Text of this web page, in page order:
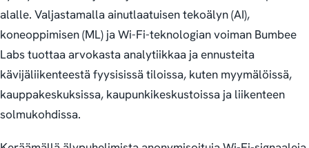
alalle. Valjastamalla ainutlaatuisen tekoälyn (AI),
koneoppimisen (ML) ja Wi-Fi-teknologian voiman Bumbee
Labs tuottaa arvokasta analytiikkaa ja ennusteita
kävijäliikenteestä fyysisissä tiloissa, kuten myymälöissä,
kauppakeskuksissa, kaupunkikeskustoissa ja liikenteen
solmukohdissa.